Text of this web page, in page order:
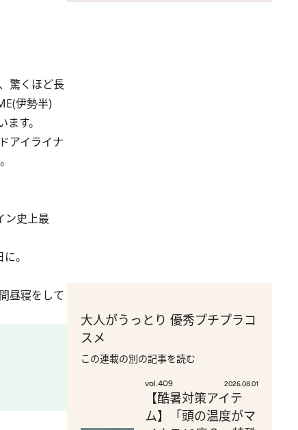
驚くほど長
伊勢半)
す。
アイライナ
ン史上最
。
昼寝をして
大人がうっとり 優秀プチプラコ
スメ
この連載の別の記事を読む
vol.409 2026.08.01
【酷暑対策アイテ
ム】「頭の温度がマ